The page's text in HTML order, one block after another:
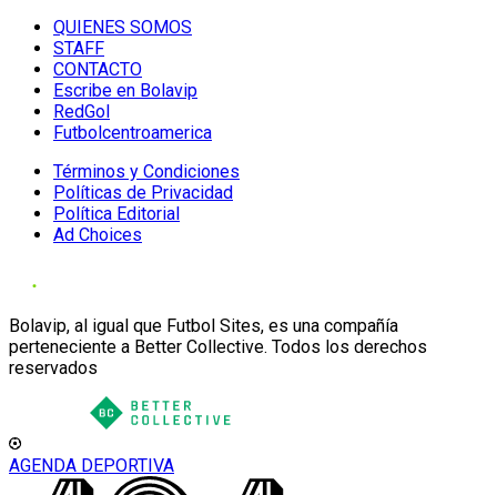
QUIENES SOMOS
STAFF
CONTACTO
Escribe en Bolavip
RedGol
Futbolcentroamerica
Términos y Condiciones
Políticas de Privacidad
Política Editorial
Ad Choices
Bolavip, al igual que Futbol Sites, es una compañía
perteneciente a Better Collective. Todos los derechos
reservados
AGENDA DEPORTIVA